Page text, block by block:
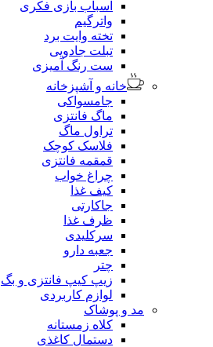
اسباب بازی فکری
واترگیم
تخته وایت برد
تبلت جادویی
ست رنگ آمیزی
خانه و آشپزخانه
جامسواکی
ماگ فانتزی
تراول ماگ
فلاسک کوچک
قمقمه فانتزی
چراغ خواب
کیف غذا
جاکارتی
ظرف غذا
سرکلیدی
جعبه دارو
چتر
زیپ کیپ فانتزی و بگ
لوازم کاربردی
مد و پوشاک
کلاه زمستانه
دستمال کاغذی